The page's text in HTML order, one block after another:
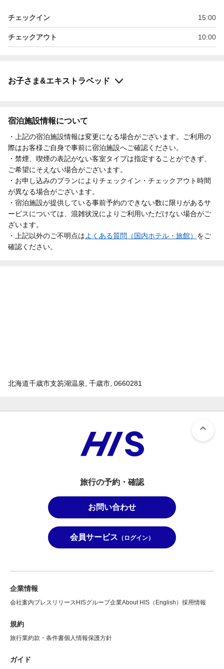
チェックイン 15:00
チェックアウト 10:00
お子さま&エキストラベッド
宿泊施設情報について
・上記の宿泊施設情報は変更になる場合がございます。ご利用の
際はお客様ご自身で事前に宿泊施設へご確認ください。
・禁煙、喫煙の表記がない客室タイプは指定することができず、
ご希望にそえない場合がございます。
・お申し込みのプランによりチェックイン・チェックアウト時間
が異なる場合がございます。
・宿泊施設が提供している事前予約のできない数に限りがあるサ
ービスについては、混雑状況によりご利用いただけない場合がご
ざいます。
・上記以外のご不明点はよくある質問（国内ホテル・旅館） をご
確認ください。
北海道千歳市支笏湖温泉, 千歳市, 0660281
旅行の予約・確認
お問い合わせ
会員サービス （ログイン）
企業情報
会社案内プレスリリース HISグループ企業About HIS（English） 採用情報
規約
旅行業約款・条件書個人情報保護方針
ガイド